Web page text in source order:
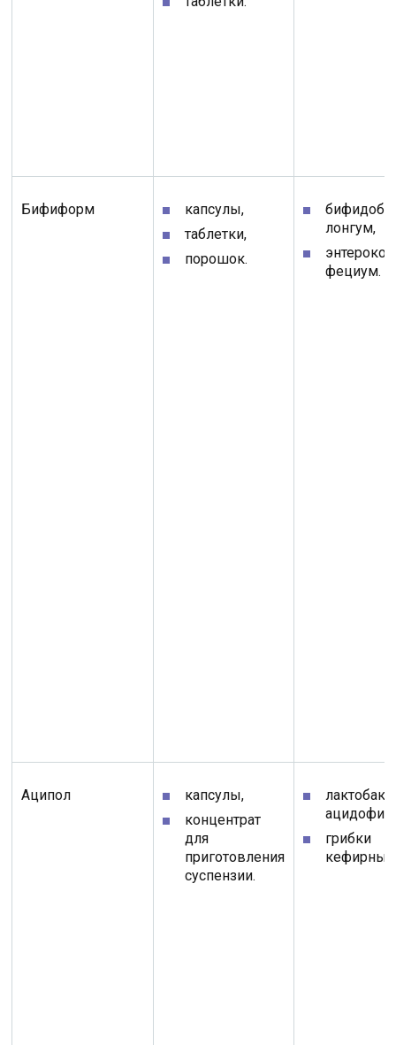
Бифиформ
капсулы,
таблетки,
порошок.
лонгум,
фециум.
Аципол
капсулы,
концентрат
для
приготовления
суспензии.
грибки